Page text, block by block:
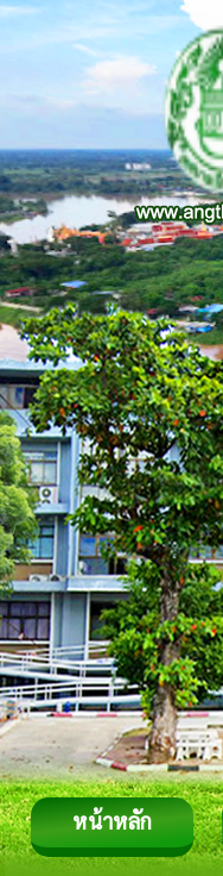
หน้าหลัก